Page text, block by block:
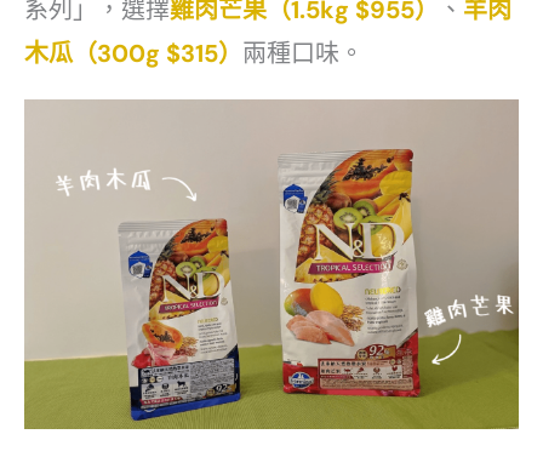
系列」，選擇雞肉芒果（1.5kg $955） 、 羊肉
木瓜（300g $315） 兩種口味。